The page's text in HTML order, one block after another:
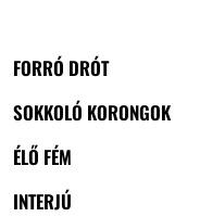
FORRÓ DRÓT
SOKKOLÓ KORONGOK
ÉLŐ FÉM
INTERJÚ